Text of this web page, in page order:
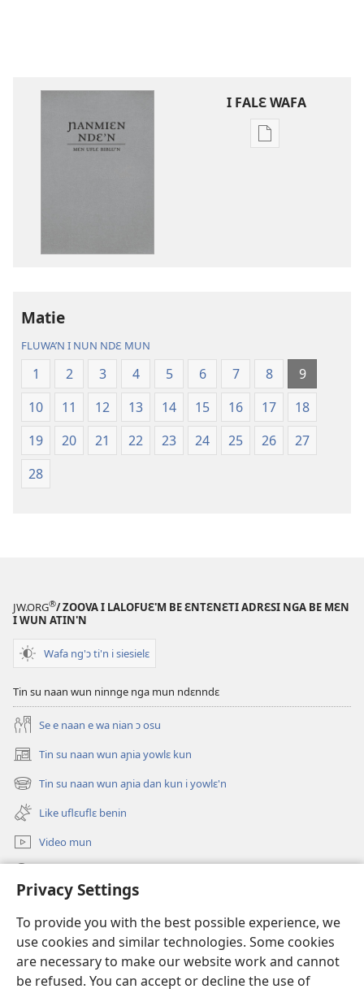
Privacy Settings
To provide you with the best possible experience, we
use cookies and similar technologies. Some cookies
are necessary to make our website work and cannot
be refused. You can accept or decline the use of
I FALƐ WAFA
Nga
Ɲanmiɛn
Ndɛ’n
—
Mɛn
Uflɛ
Biblu’n
Matie
FLUWA’N I NUN NDƐ MUN
1 2 3 4 5 6 7 8
9
10
11 12 13 14 15 16 17
18
19
20 21 22 23 24 25 26
27
28
JW.ORG®/ ZOOVA I LALOFUƐ'M BE ƐNTƐNƐTI ADRƐSI NGA BE MƐN
I WUN ATIN'N
Wafa ng'ɔ ti'n i siesielɛ
Tin su naan wun ninnge nga mun ndɛnndɛ
Se e naan e wa nian ɔ osu
Tin su naan wun aɲia yowlɛ kun
(opens
new
window)
Tin su naan wun aɲia dan kun i yowlɛ'n
(opens
new
window)
Like uflɛuflɛ benin
Video mun
(opens
window)ƐNTƐNƐTI SU FLUWA SIEWLƐ Watchtower™
(opens
new